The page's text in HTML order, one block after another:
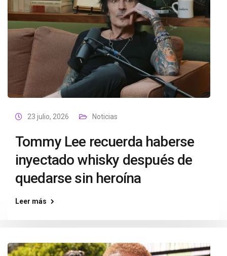
23 julio, 2026 Noticias
Tommy Lee recuerda haberse
inyectado whisky después de
quedarse sin heroína
Leer más